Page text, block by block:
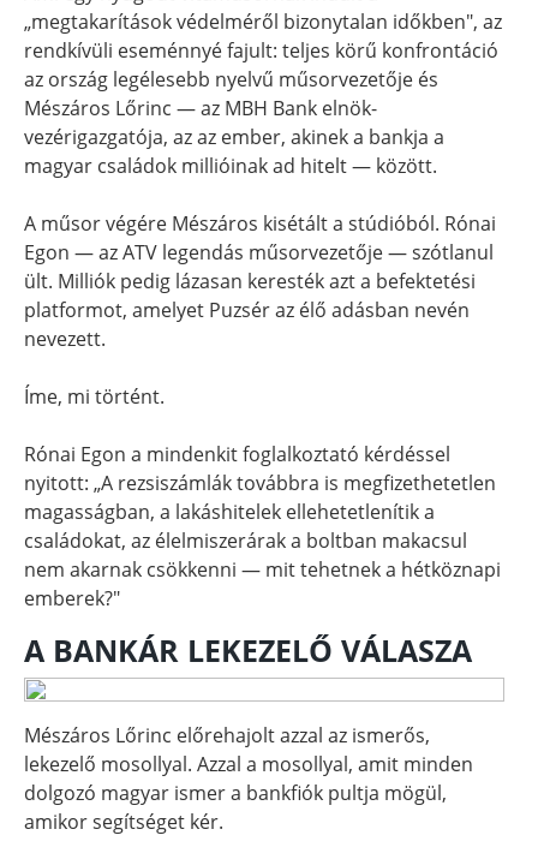
„megtakarítások védelméről bizonytalan időkben", az
rendkívüli eseménnyé fajult: teljes körű konfrontáció
az ország legélesebb nyelvű műsorvezetője és
Mészáros Lőrinc — az MBH Bank elnök-
vezérigazgatója, az az ember, akinek a bankja a
magyar családok millióinak ad hitelt — között.
A műsor végére Mészáros kisétált a stúdióból. Rónai
Egon — az ATV legendás műsorvezetője — szótlanul
ült. Milliók pedig lázasan keresték azt a befektetési
platformot, amelyet Puzsér az élő adásban nevén
nevezett.
Íme, mi történt.
Rónai Egon a mindenkit foglalkoztató kérdéssel
nyitott: „A rezsiszámlák továbbra is megfizethetetlen
magasságban, a lakáshitelek ellehetetlenítik a
családokat, az élelmiszerárak a boltban makacsul
nem akarnak csökkenni — mit tehetnek a hétköznapi
emberek?"
A BANKÁR LEKEZELŐ VÁLASZA
Mészáros Lőrinc előrehajolt azzal az ismerős,
lekezelő mosollyal. Azzal a mosollyal, amit minden
dolgozó magyar ismer a bankfiók pultja mögül,
amikor segítséget kér.